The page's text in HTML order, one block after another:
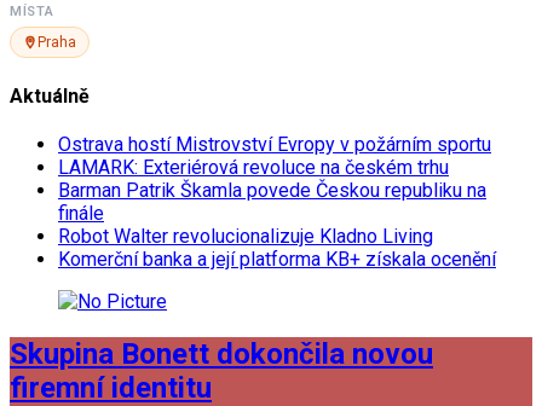
MÍSTA
Praha
Aktuálně
Ostrava hostí Mistrovství Evropy v požárním sportu
LAMARK: Exteriérová revoluce na českém trhu
Barman Patrik Škamla povede Českou republiku na
finále
Robot Walter revolucionalizuje Kladno Living
Komerční banka a její platforma KB+ získala ocenění
Skupina Bonett dokončila novou
firemní identitu